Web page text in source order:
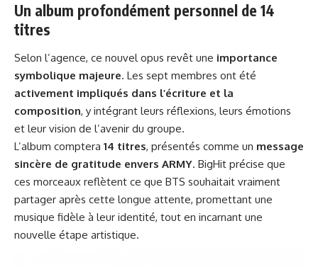
Un album profondément personnel de 14
titres
Selon l’agence, ce nouvel opus revêt une importance
symbolique majeure. Les sept membres ont été
activement impliqués dans l’écriture et la
composition, y intégrant leurs réflexions, leurs émotions
et leur vision de l’avenir du groupe.
L’album comptera 14 titres, présentés comme un message
sincère de gratitude envers ARMY. BigHit précise que
ces morceaux reflètent ce que BTS souhaitait vraiment
partager après cette longue attente, promettant une
musique fidèle à leur identité, tout en incarnant une
nouvelle étape artistique.